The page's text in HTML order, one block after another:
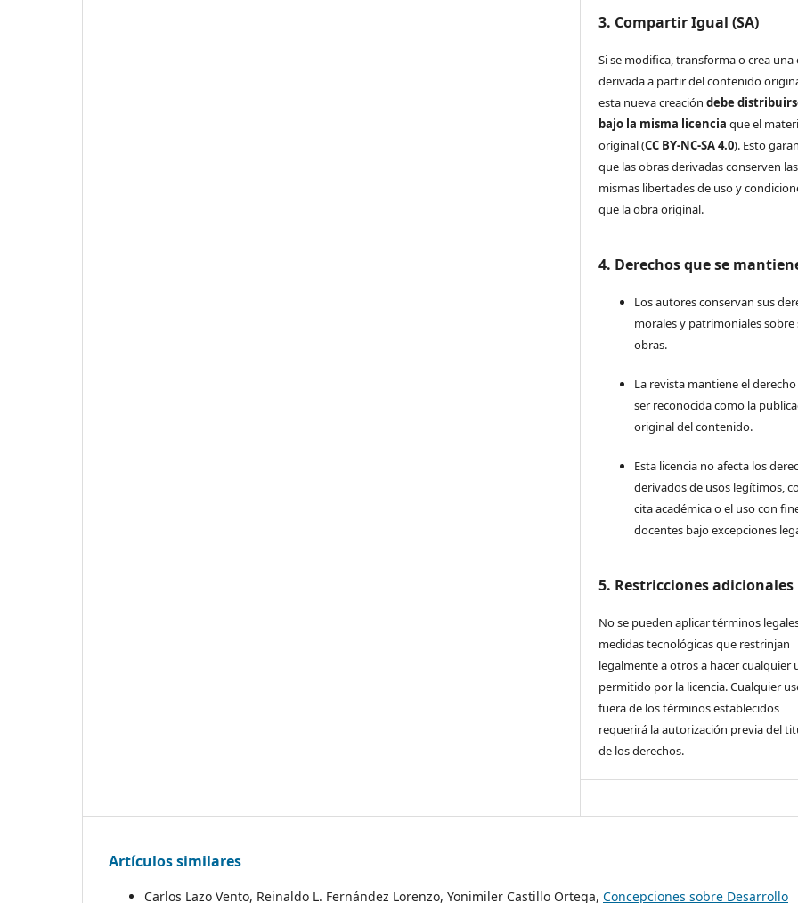
3. Compartir Igual (SA)
Si se modifica, transforma o crea una
derivada a partir del contenido
esta nueva creacióndebe
bajo la misma licencia que el
original (CC BY-NC-SA 4.0). Esto
que las obras derivadas conserven las
mismas libertades de uso y
que la obra original.
4. Derechos que se
Los autores conservan sus
morales y patrimoniales sobre
obras.
La revista mantiene el
ser reconocida como la
original del contenido.
Esta licencia no afecta los
derivados de usos legítimos,
cita académica o el uso con
docentes bajo excepciones
5. Restricciones adicionales
No se pueden aplicar términos
medidas tecnológicas que restrinjan
legalmente a otros a hacer cualquier
permitido por la licencia. Cualquier
fuera de los términos establecidos
requerirá la autorización previa del
de los derechos.
Artículos similares
Carlos Lazo Vento, Reinaldo L. Fernández Lorenzo, Yonimiler Castillo Ortega, Concepciones sobre Desarrollo